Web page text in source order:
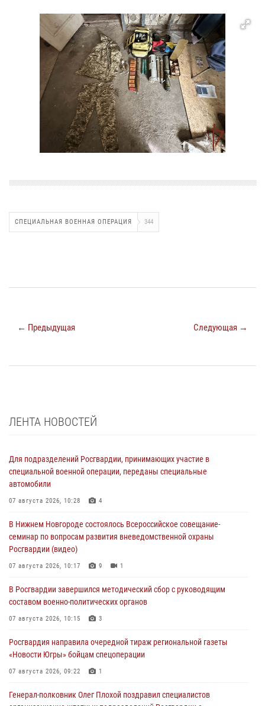
СПЕЦИАЛЬНАЯ ВОЕННАЯ ОПЕРАЦИЯ 344
← Предыдущая Следующая →
ЛЕНТА НОВОСТЕЙ
Для подразделений Росгвардии, принимающих участие в
специальной военной операции, переданы специальные
автомобили
07 августа 2026, 10:28 4
В Нижнем Новгороде состоялось Всероссийское совещание-
семинар по вопросам развития вневедомственной охраны
Росгвардии (видео)
07 августа 2026, 10:17 9 1
В Росгвардии завершился методический сбор с руководящим
составом военно-политических органов
07 августа 2026, 10:15 3
Росгвардия направила очередной тираж региональной газеты
«Новости Югры» бойцам спецоперации
07 августа 2026, 09:22 1
Генерал-полковник Олег Плохой поздравил специалистов